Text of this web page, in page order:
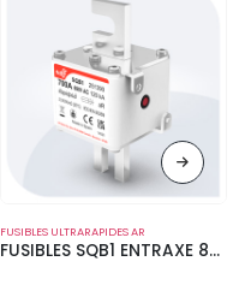
FUSIBLES ULTRARAPIDES AR
FUSIBLES SQB1 ENTRAXE 80 MM 690V